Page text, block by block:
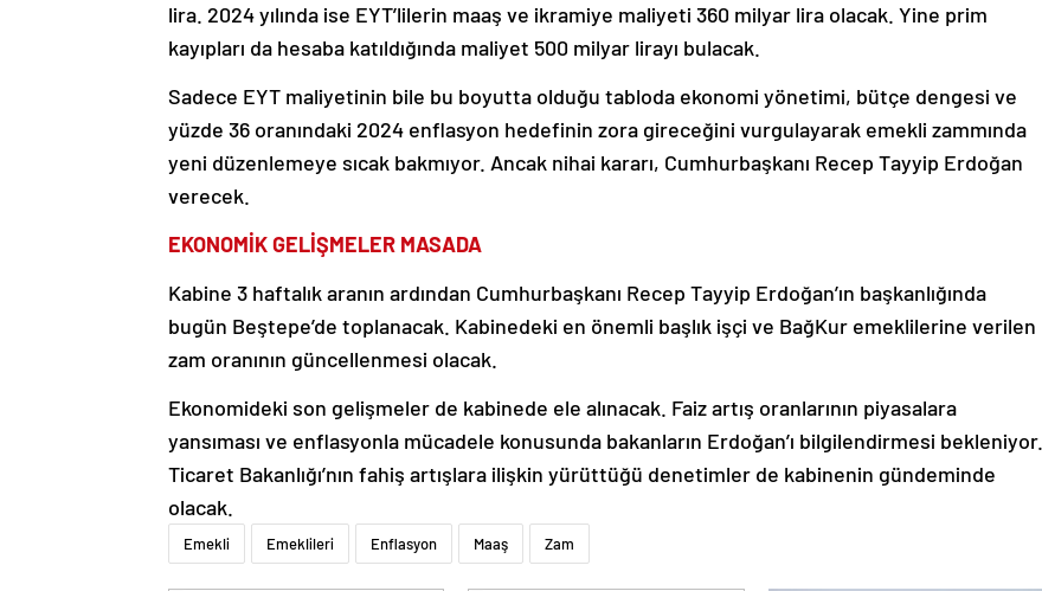
lira. 2024 yılında ise EYT’lilerin maaş ve ikramiye maliyeti 360 milyar lira olacak. Yine prim
kayıpları da hesaba katıldığında maliyet 500 milyar lirayı bulacak.
Sadece EYT maliyetinin bile bu boyutta olduğu tabloda ekonomi yönetimi, bütçe dengesi ve
yüzde 36 oranındaki 2024 enflasyon hedefinin zora gireceğini vurgulayarak emekli zammında
yeni düzenlemeye sıcak bakmıyor. Ancak nihai kararı, Cumhurbaşkanı Recep Tayyip Erdoğan
verecek.
EKONOMİK GELİŞMELER MASADA
Kabine 3 haftalık aranın ardından Cumhurbaşkanı Recep Tayyip Erdoğan’ın başkanlığında
bugün Beştepe’de toplanacak. Kabinedeki en önemli başlık işçi ve BağKur emeklilerine verilen
zam oranının güncellenmesi olacak.
Ekonomideki son gelişmeler de kabinede ele alınacak. Faiz artış oranlarının piyasalara
yansıması ve enflasyonla mücadele konusunda bakanların Erdoğan’ı bilgilendirmesi bekleniyor.
Ticaret Bakanlığı’nın fahiş artışlara ilişkin yürüttüğü denetimler de kabinenin gündeminde
olacak.
Emekli Emeklileri Enflasyon Maaş Zam